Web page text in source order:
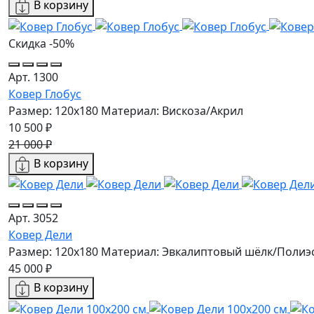
В корзину
Скидка -50%
Арт. 1300
Ковер Глобус
Размер: 120x180 Материал: Вискоза/Акрил
10 500 ₽
21 000 ₽
В корзину
Арт. 3052
Ковер Дели
Размер: 120x180 Материал: Эвкалиптовый шёлк/
45 000 ₽
В корзину